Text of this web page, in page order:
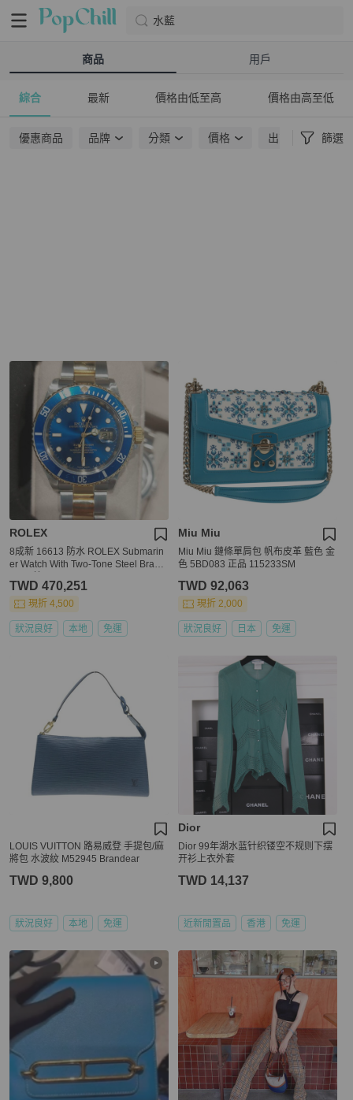
水藍
商品 用戶
綜合 最新 價格由低至高 價格由高至低
優惠商品 品牌 分類 價格 出貨地點 篩選
ROLEX
8成新 16613 防水 ROLEX Submarin
er Watch With Two-Tone Steel Bracel
TWD 470,251
現折 4,500
狀況良好 本地 免運
Miu Miu
Miu Miu 鏈條單肩包 帆布皮革 藍色 金
色 5BD083 正品 115233SM
TWD 92,063
現折 2,000
狀況良好 日本 免運
LOUIS VUITTON 路易威登 手提包/麻
將包 水波紋 M52945 Brandear
TWD 9,800
狀況良好 本地 免運
Dior
Dior 99年湖水蓝针织镂空不规则下摆
开衫上衣外套
TWD 14,137
近新閒置品 香港 免運